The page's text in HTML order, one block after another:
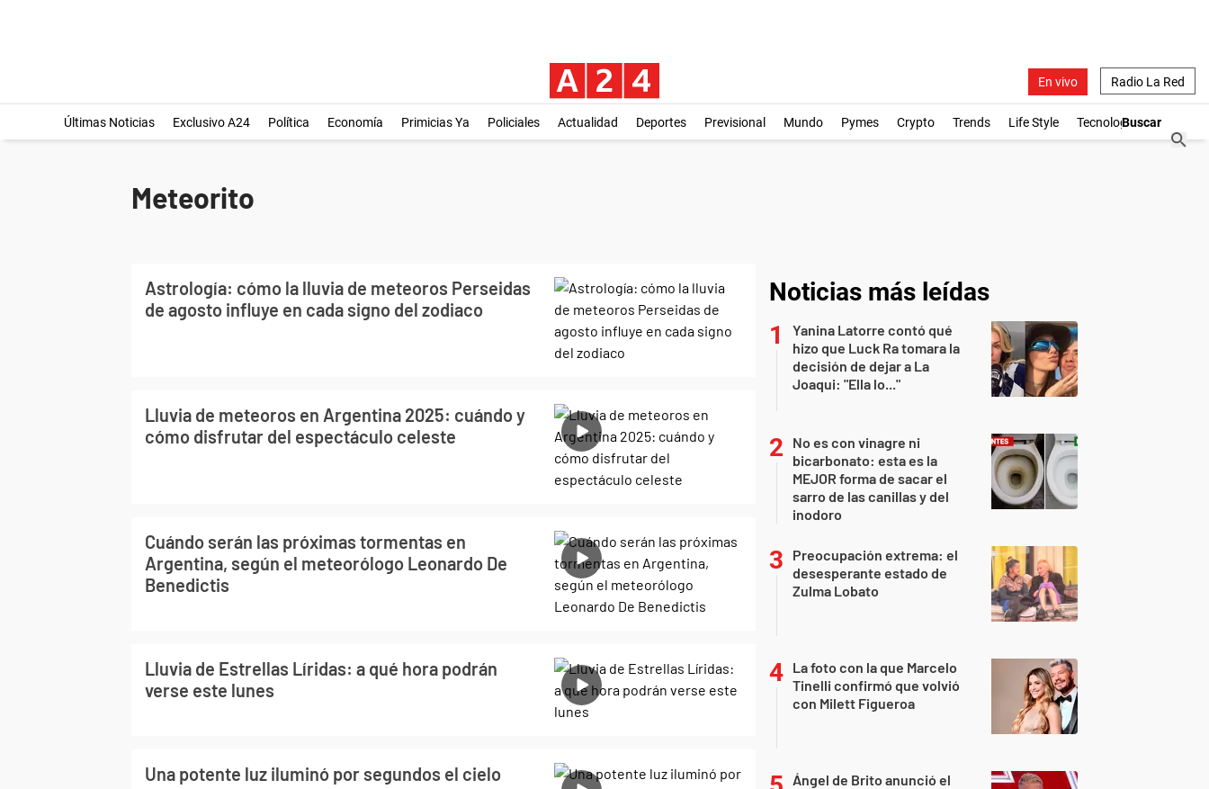
En vivo Radio La Red
Últimas Noticias Exclusivo A24 Política Economía Primicias Ya Policiales Actualidad Deportes Previsional Mundo Pymes Crypto Trends Life Style Tecnología
Meteorito
Astrología: cómo la lluvia de meteoros Perseidas
de agosto influye en cada signo del zodiaco
Lluvia de meteoros en Argentina 2025: cuándo y
cómo disfrutar del espectáculo celeste
Cuándo serán las próximas tormentas en
Argentina, según el meteorólogo Leonardo De
Benedictis
Lluvia de Estrellas Líridas: a qué hora podrán
verse este lunes
Una potente luz iluminó por segundos el cielo
Noticias más leídas
Yanina Latorre contó qué
hizo que Luck Ra tomara la
decisión de dejar a La
Joaqui: "Ella lo..."
No es con vinagre ni
bicarbonato: esta es la
MEJOR forma de sacar el
sarro de las canillas y del
inodoro
Preocupación extrema: el
desesperante estado de
Zulma Lobato
La foto con la que Marcelo
Tinelli confirmó que volvió
con Milett Figueroa
Ángel de Brito anunció el